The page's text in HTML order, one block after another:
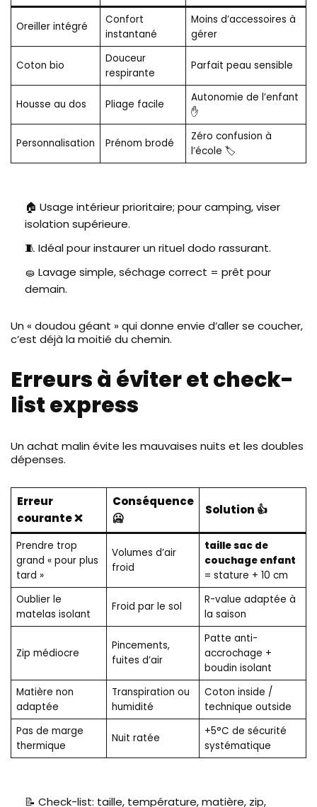
Oreiller intégré
Confort
instantané
Moins d’accessoires à
gérer
Coton bio
Douceur
respirante
Parfait peau sensible
Housse au dos Pliage facile
Autonomie de l’enfant
✋
Personnalisation Prénom brodé
Zéro confusion à
l’école 🏷️
🏠 Usage intérieur prioritaire; pour camping, viser
isolation supérieure.
🧵 Idéal pour instaurer un rituel dodo rassurant.
🧽 Lavage simple, séchage correct = prêt pour
demain.
Un « doudou géant » qui donne envie d’aller se coucher,
c’est déjà la moitié du chemin.
Erreurs à éviter et check-
list express
Un achat malin évite les mauvaises nuits et les doubles
dépenses.
Erreur
courante ❌
Conséquence
🥶
Solution 👍
Prendre trop
grand « pour plus
tard »
Volumes d’air
froid
taille sac de
couchage enfant
= stature + 10 cm
Oublier le
matelas isolant
Froid par le sol
R-value adaptée à
la saison
Zip médiocre
Pincements,
fuites d’air
Patte anti-
accrochage +
boudin isolant
Matière non
adaptée
Transpiration ou
humidité
Coton inside /
technique outside
Pas de marge
thermique
Nuit ratée
+5°C de sécurité
systématique
📝 Check-list: taille, température, matière, zip,